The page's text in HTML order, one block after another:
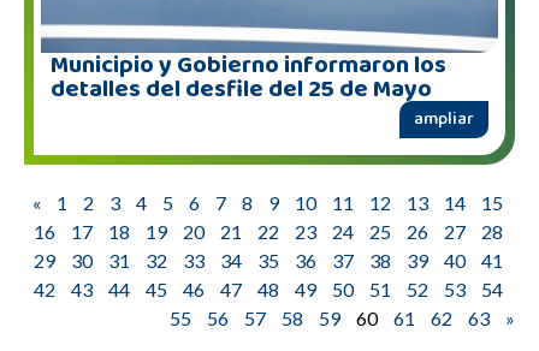
Municipio y Gobierno informaron los
detalles del desfile del 25 de Mayo
ampliar
« 1 2 3 4 5 6 7 8 9 10 11 12 13 14
15
16
17 18 19 20 21 22 23 24 25 26 27
28
29
30 31 32 33 34 35 36 37 38 39 40
41
42
43 44 45 46 47 48 49 50 51 52 53
54
55
56 57 58 59 60 61 62 63 »